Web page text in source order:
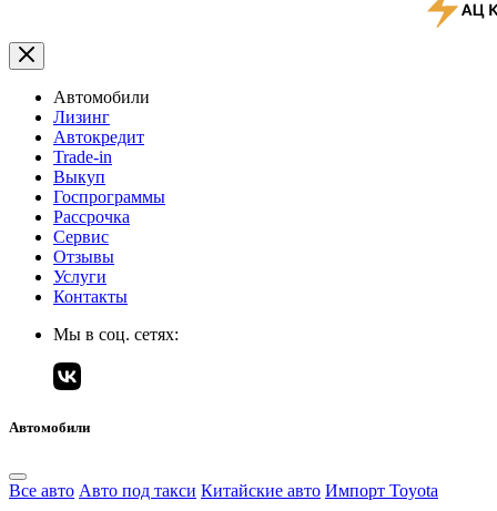
Автомобили
Лизинг
Автокредит
Trade-in
Выкуп
Госпрограммы
Рассрочка
Сервис
Отзывы
Услуги
Контакты
Мы в соц. сетях:
Автомобили
Все авто Авто под такси Китайские авто Импорт Toyota